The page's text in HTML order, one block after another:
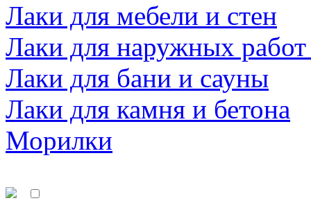
Лаки для мебели и стен
Лаки для наружных
Лаки для бани и сауны
Лаки для камня и бетона
Морилки